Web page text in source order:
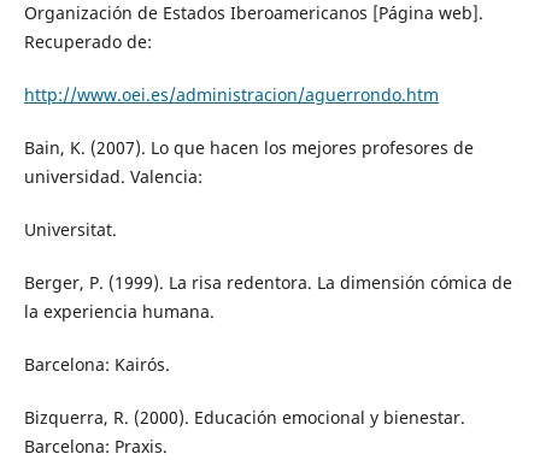
Organización de Estados Iberoamericanos [Página web].
Recuperado de:
http://www.oei.es/administracion/aguerrondo.htm
Bain, K. (2007). Lo que hacen los mejores profesores de
universidad. Valencia:
Universitat.
Berger, P. (1999). La risa redentora. La dimensión cómica de
la experiencia humana.
Barcelona: Kairós.
Bizquerra, R. (2000). Educación emocional y bienestar.
Barcelona: Praxis.